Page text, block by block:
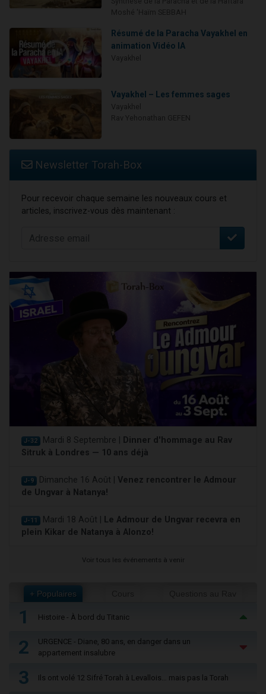
Résumé de la Paracha Vayakhel en
animation Vidéo IA
Vayakhel – Les femmes sages
Newsletter Torah-Box
Pour recevoir chaque semaine les nouveaux cours et
articles, inscrivez-vous dès maintenant :
J-32 Mardi 8 Septembre |
Dinner d'hommage au Rav
Sitruk à Londres — 10 ans déjà
J-9 Dimanche 16 Août | Venez rencontrer le Admour
de Ungvar à Natanya!
J-11 Mardi 18 Août |
Le Admour de Ungvar recevra en
plein Kikar de Natanya à Alonzo!
Voir tous les événements à venir
+ Populaires
1 Histoire - À bord du Titanic
2
URGENCE - Diane, 80 ans, en danger dans un
appartement insalubre
3 Ils ont volé 12 Sifré Torah à Levallois… mais pas la Torah